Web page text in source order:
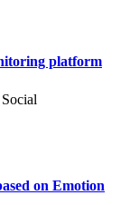
platform
on Emotion